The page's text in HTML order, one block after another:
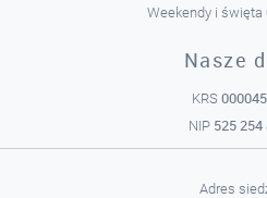
Weekendy i święta
Nasze
KRS
NIP 525 254
Adres